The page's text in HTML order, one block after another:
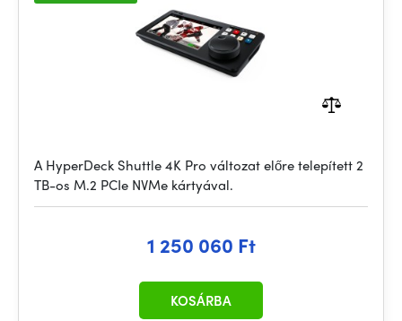
A HyperDeck Shuttle 4K Pro változat előre telepített 2
TB-os M.2 PCIe NVMe kártyával.
1 250 060 Ft
KOSÁRBA